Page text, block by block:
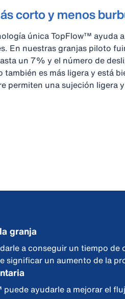
corto y menos
única TopFlow™ ayuda
En nuestras granjas piloto
un 7% y el número de
es más ligera y está
permiten una sujeción ligera
granja
a conseguir un tiempo de
significar un aumento de la
ayudarle a mejorar el